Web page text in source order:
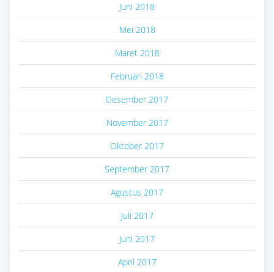
Juni 2018
Mei 2018
Maret 2018
Februari 2018
Desember 2017
November 2017
Oktober 2017
September 2017
Agustus 2017
Juli 2017
Juni 2017
April 2017